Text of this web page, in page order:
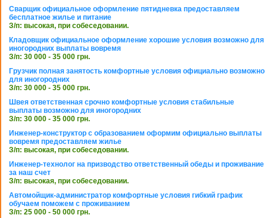
Сварщик официальное оформление пятидневка предоставляем
бесплатное жилье и питание
З/п: высокая, при собеседовании.
Кладовщик официальное оформление хорошие условия возможно для
иногородних выплаты вовремя
З/п: 30 000 - 35 000 грн.
Грузчик полная занятость комфортные условия официально возможно
для иногородних
З/п: 30 000 - 35 000 грн.
Швея ответственная срочно комфортные условия стабильные
выплаты возможно для иногородних
З/п: 30 000 - 35 000 грн.
Инженер-конструктор с образованием оформим официально выплаты
вовремя предоставляем жилье
З/п: высокая, при собеседовании.
Инженер-технолог на призводство ответственный обеды и проживание
за наш счет
З/п: высокая, при собеседовании.
Автомойщик-администратор комфортные условия гибкий график
обучаем поможем с проживанием
З/п: 25 000 - 50 000 грн.